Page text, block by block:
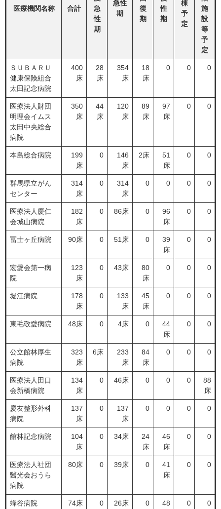
医療機関名称 合計
急
性
期
急性
期
復
期
性
期
棟
予
定
施
設
等
予
定
ＳＵＢＡＲＵ
健康保険組合
太田記念病院
400
床
28
床
354
床
18
床
0 0 0
医療法人財団
明理会イムス
太田中央総合
病院
350
床
44
床
120
床
89
床
97
床
0 0
本島総合病院
199
床
0
146
床
2床
51
床
0 0
群馬県立がん
センター
314
床
0
314
床
0 0 0 0
医療法人慶仁
会城山病院
182
床
0 86床 0
96
床
0 0
冨士ヶ丘病院 90床 0 51床 0
39
床
0 0
宏愛会第一病
院
123
床
0 43床
80
床
0 0 0
堀江病院
178
床
0
133
床
45
床
0 0 0
東毛敬愛病院 48床 0 4床 0
44
床
0 0
公立館林厚生
病院
323
床
6床
233
床
84
床
0 0 0
医療法人田口
会新橋病院
134
床
0 46床 0 0 0
88
床
慶友整形外科
病院
137
床
0
137
床
0 0 0 0
館林記念病院
104
床
0 34床
24
床
46
床
0 0
医療法人社団
醫光会おうら
病院
80床 0 39床 0
41
床
0 0
蜂谷病院 74床 0 26床 0
48
0 0